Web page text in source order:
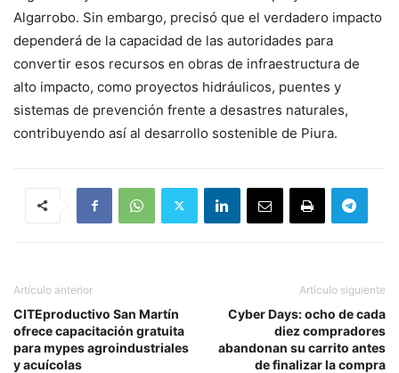
Algarrobo. Sin embargo, precisó que el verdadero impacto
dependerá de la capacidad de las autoridades para
convertir esos recursos en obras de infraestructura de
alto impacto, como proyectos hidráulicos, puentes y
sistemas de prevención frente a desastres naturales,
contribuyendo así al desarrollo sostenible de Piura.
Artículo anterior
CITEproductivo San Martín
ofrece capacitación gratuita
para mypes agroindustriales
y acuícolas
Artículo siguiente
Cyber Days: ocho de cada
diez compradores
abandonan su carrito antes
de finalizar la compra